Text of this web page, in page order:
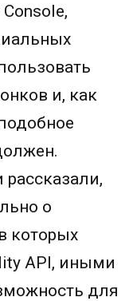
и, как
о
которых
API, иными
для